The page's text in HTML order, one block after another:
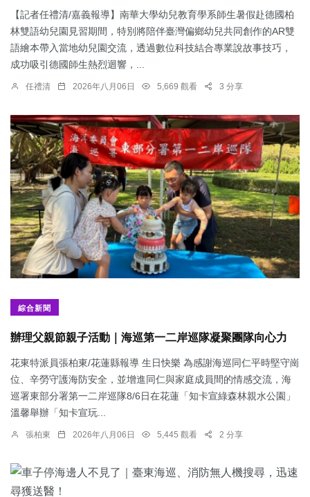
【記者任禮清/嘉義報導】南華大學幼兒教育學系師生暑假赴德國柏
林雙語幼兒園見習期間，特別將陪伴臺灣偏鄉幼兒共同創作的AR雙
語繪本帶入當地幼兒園交流，透過數位科技結合專業說故事技巧，
成功吸引德國師生熱烈迴響，...
任禮清 2026年八月06日 5,669 觀看 3 分享
綜合新聞
辦理父親節親子活動｜海巡第一二岸巡隊凝聚團隊向心力
花東特派員張柏東/花蓮縣報導 生日快樂 為感謝海巡同仁平時堅守崗
位、辛勞守護海防安全，並增進同仁與家庭成員間的情感交流，海
巡署東部分署第一二岸巡隊8/6日在花蓮「知卡宣綠森林親水公園」
溫馨舉辦「知卡宣玩...
張柏東 2026年八月06日 5,445 觀看 2 分享